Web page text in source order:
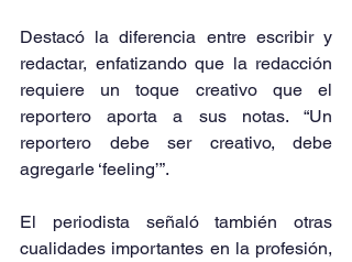
Destacó la diferencia entre escribir y
redactar, enfatizando que la redacción
requiere un toque creativo que el
reportero aporta a sus notas. “Un
reportero debe ser creativo, debe
agregarle ‘feeling’”.
El periodista señaló también otras
cualidades importantes en la profesión,